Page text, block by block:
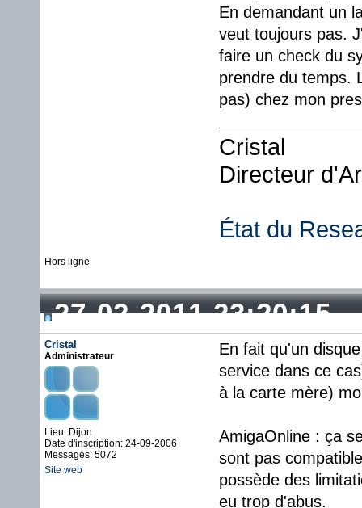
En demandant un
veut toujours pas.
faire un check du
prendre du temps.
pas) chez mon
Cristal
Directeur
État du
Hors ligne
27-02-2011 23:20:15
Cristal
Administrateur
Lieu: Dijon
Date d'inscription: 24-09-2006
Messages: 5072
Site web
En fait qu'un
service dans ce
à la carte mère)
AmigaOnline : ça
sont pas
possède des
eu trop d'abus.